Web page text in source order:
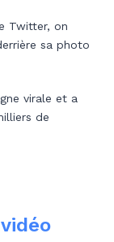
Twitter, on
sa photo
virale et a
de